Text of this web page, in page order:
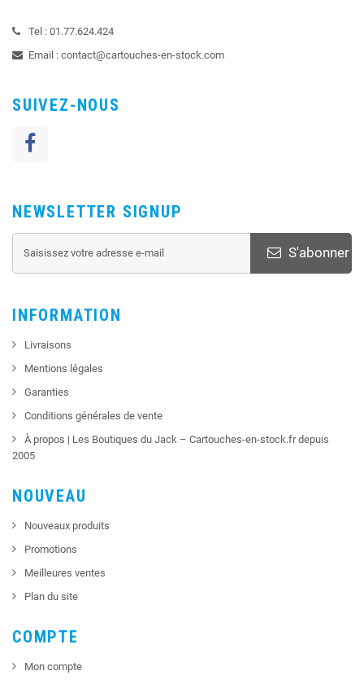
Tel : 01.77.624.424
Email : contact@cartouches-en-stock.com
SUIVEZ-NOUS
NEWSLETTER SIGNUP
S'abonner
INFORMATION
Livraisons
Mentions légales
Garanties
Conditions générales de vente
À propos | Les Boutiques du Jack – Cartouches-en-stock.fr depuis
2005
NOUVEAU
Nouveaux produits
Promotions
Meilleures ventes
Plan du site
COMPTE
Mon compte